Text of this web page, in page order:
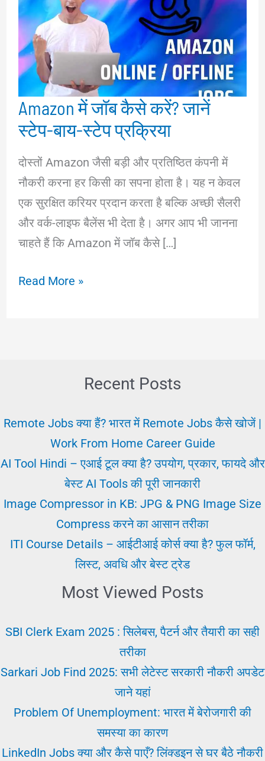
Amazon में जॉब कैसे करें? जानें
स्टेप-बाय-स्टेप प्रक्रिया
दोस्तों Amazon जैसी बड़ी और प्रतिष्ठित कंपनी में
नौकरी करना हर किसी का सपना होता है। यह न केवल
एक सुरक्षित करियर प्रदान करता है बल्कि अच्छी सैलरी
और वर्क-लाइफ बैलेंस भी देता है। अगर आप भी जानना
चाहते हैं कि Amazon में जॉब कैसे […]
Amazon
बाय-
प्रक्रिया
Read More »
Recent Posts
Remote Jobs क्या हैं? भारत में Remote Jobs कैसे खोजें |
Work From Home Career Guide
AI Tool Hindi – एआई टूल क्या है? उपयोग, प्रकार, फायदे और
बेस्ट AI Tools की पूरी जानकारी
Image Compressor in KB: JPG & PNG Image Size
Compress करने का आसान तरीका
ITI Course Details – आईटीआई कोर्स क्या है? फुल फॉर्म,
लिस्ट, अवधि और बेस्ट ट्रेड
Most Viewed Posts
SBI Clerk Exam 2025 : सिलेबस, पैटर्न और तैयारी का सही
तरीका
Sarkari Job Find 2025: सभी लेटेस्ट सरकारी नौकरी अपडेट
जाने यहां
Problem Of Unemployment: भारत में बेरोजगारी की
समस्या का कारण
LinkedIn Jobs क्या और कैसे पाएँ? लिंक्डइन से घर बैठे नौकरी